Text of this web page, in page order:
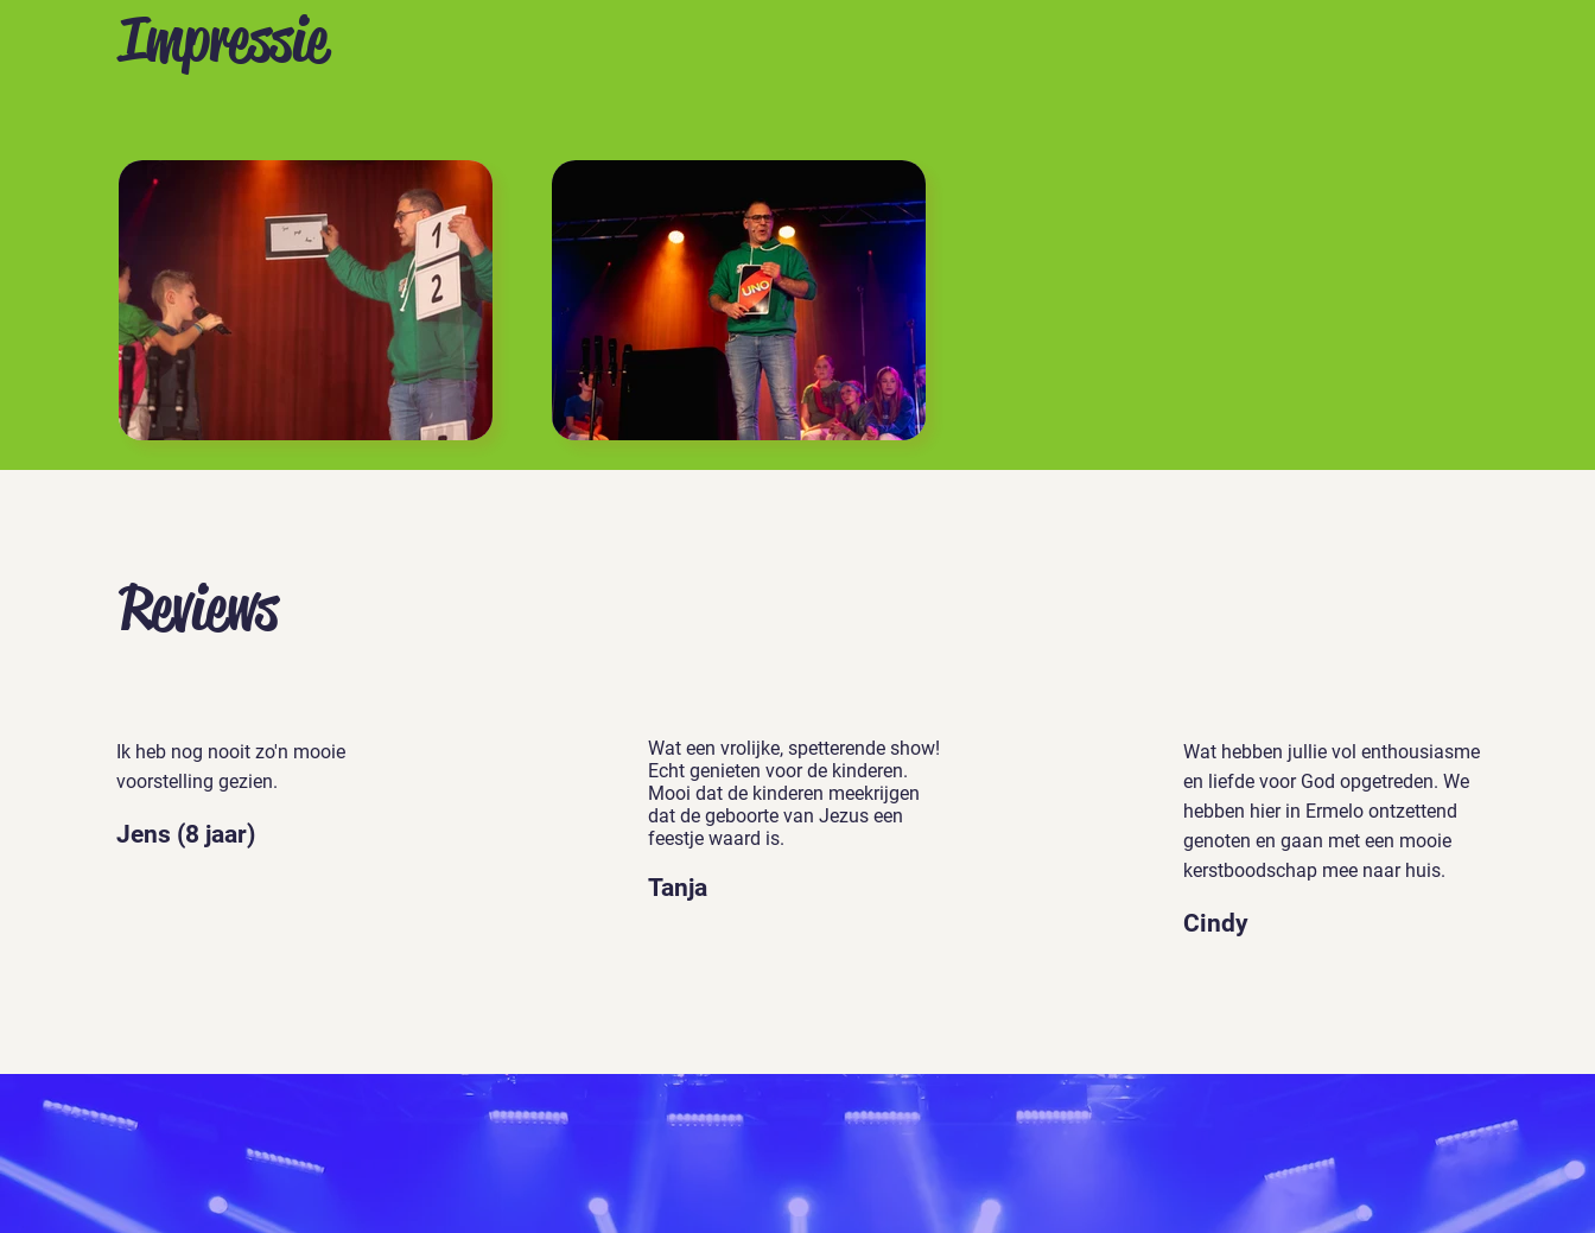
Impressie
Reviews
Ik heb nog nooit zo'n mooie
voorstelling gezien.
Jens (8 jaar)
Wat een vrolijke, spetterende show!
Echt genieten voor de kinderen.
Mooi dat de kinderen meekrijgen
dat de geboorte van Jezus een
feestje waard is.
Tanja
Wat hebben jullie vol enthousiasme
en liefde voor God opgetreden. We
hebben hier in Ermelo ontzettend
genoten en gaan met een mooie
kerstboodschap mee naar huis.
Cindy